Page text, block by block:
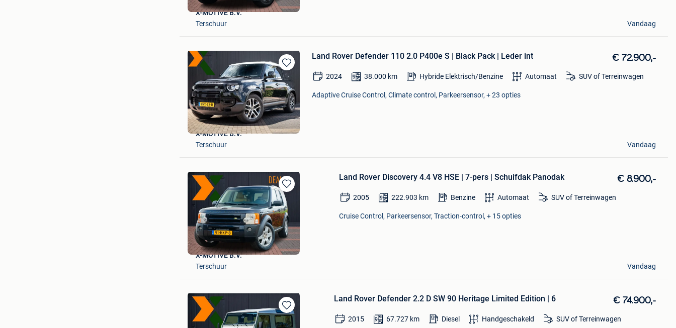
X-MOTIVE B.V.
Terschuur
Vandaag
Bewaren
in
Mijn
Favorieten
Land Rover Defender 110 2.0 P400e S | Black Pack | Leder int € 72.900,-
2024 38.000 km Hybride Elektrisch/Benzine Automaat SUV of Terreinwagen
Adaptive Cruise Control, Climate control, Parkeersensor, + 23 opties
X-MOTIVE B.V.
Terschuur
Vandaag
Bewaren
in
Mijn
Favorieten
Land Rover Discovery 4.4 V8 HSE | 7-pers | Schuifdak Panodak € 8.900,-
2005 222.903 km Benzine Automaat SUV of Terreinwagen
Cruise Control, Parkeersensor, Traction-control, + 15 opties
X-MOTIVE B.V.
Terschuur
Vandaag
Bewaren
in
Land Rover Defender 2.2 D SW 90 Heritage Limited Edition | 6 € 74.900,-
2015 67.727 km Diesel Handgeschakeld SUV of Terreinwagen